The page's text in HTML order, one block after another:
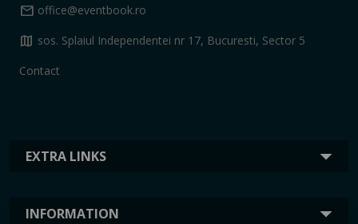
EXTRA LINKS
INFORMATION
mail office@eventbook.ro
map sos. Splaiul Independentei nr 17, Bucuresti, Sector 5
Contact